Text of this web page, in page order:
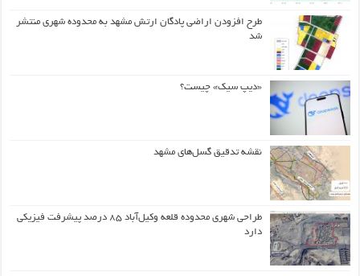
طرح افزودن اراضی پادگان ارتش مشهد به محدوده شهری منتشر
شد
«دیپ سیک» چیست؟
نقشه تدقیق گسل‌های مشهد
طراحی شهری محدوده قلعه وکیل‌آباد ۸۵ درصد پیشرفت فیزیکی
دارد